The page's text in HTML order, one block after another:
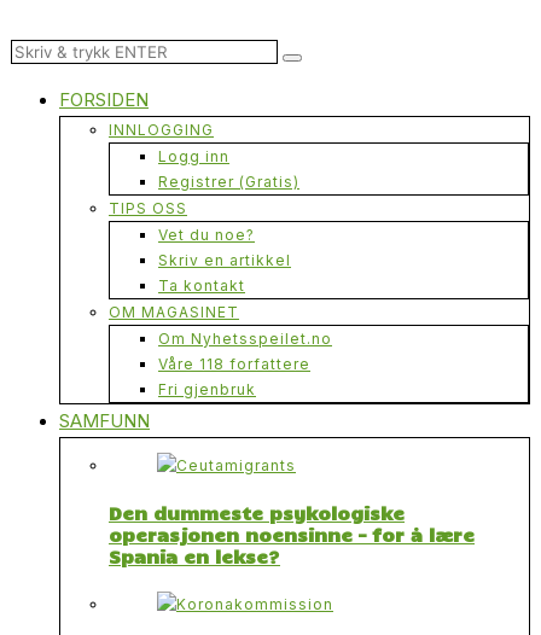
FORSIDEN
INNLOGGING
Logg inn
Registrer (Gratis)
TIPS OSS
Vet du noe?
Skriv en artikkel
Ta kontakt
OM MAGASINET
Om Nyhetsspeilet.no
Våre 118 forfattere
Fri gjenbruk
SAMFUNN
Den dummeste psykologiske
operasjonen noensinne – for å lære
Spania en lekse?